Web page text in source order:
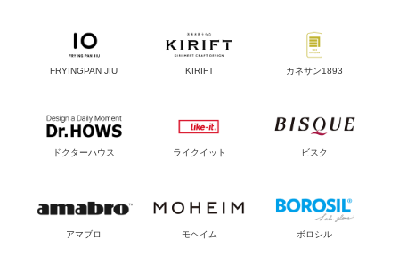
FRYINGPAN JIU KIRIFT カネサン1893
ドクターハウス ライクイット ビスク
アマブロ モヘイム ボロシル